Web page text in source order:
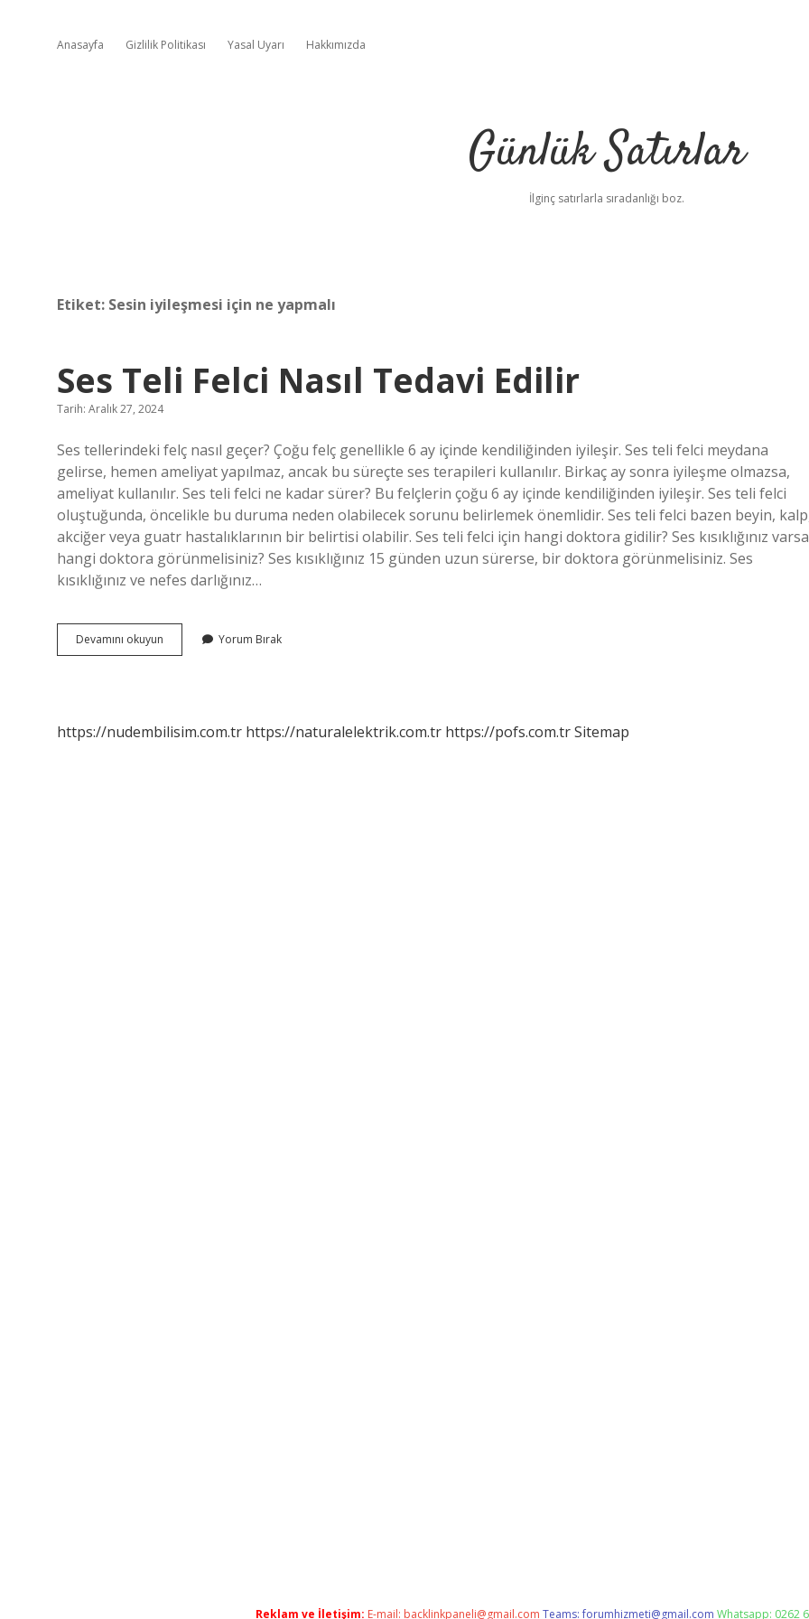
Anasayfa Gizlilik Politikası Yasal Uyarı Hakkımızda
Günlük Satırlar
İlginç satırlarla sıradanlığı boz.
Etiket: Sesin iyileşmesi için ne yapmalı
Ses Teli Felci Nasıl Tedavi Edilir
Tarih: Aralık 27, 2024
Ses tellerindeki felç nasıl geçer? Çoğu felç genellikle 6 ay içinde kendiliğinden iyileşir. Ses teli felci meydana
gelirse, hemen ameliyat yapılmaz, ancak bu süreçte ses terapileri kullanılır. Birkaç ay sonra iyileşme olmazsa,
ameliyat kullanılır. Ses teli felci ne kadar sürer? Bu felçlerin çoğu 6 ay içinde kendiliğinden iyileşir. Ses teli felci
oluştuğunda, öncelikle bu duruma neden olabilecek sorunu belirlemek önemlidir. Ses teli felci bazen beyin,
akciğer veya guatr hastalıklarının bir belirtisi olabilir. Ses teli felci için hangi doktora gidilir? Ses kısıklığınız varsa
hangi doktora görünmelisiniz? Ses kısıklığınız 15 günden uzun sürerse, bir doktora görünmelisiniz. Ses
kısıklığınız ve nefes darlığınız…
Devamını okuyun
Teli
Yorum Bırak
https://nudembilisim.com.tr https://naturalelektrik.com.tr https://pofs.com.trSitemap
Reklam ve İletişim: E-mail: backlinkpaneli@gmail.com Teams:forumhizmeti@gmail.com Whatsapp: 0262